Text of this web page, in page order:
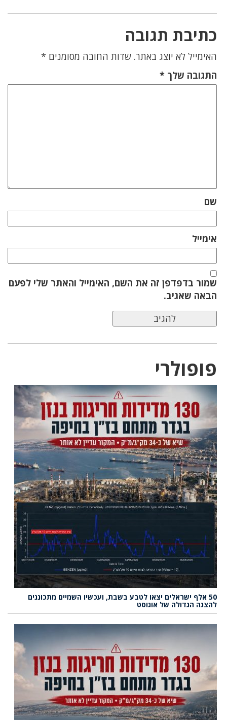
כתיבת תגובה
האימייל לא יוצג באתר. שדות החובה מסומנים *
התגובה שלך *
שם
אימייל
שמור בדפדפן זה את השם, האימייל והאתר שלי לפעם
הבאה שאגיב.
פופולרי
50 אלף ישראלים יצאו לטבע בשבת, ועכשיו השמיים מתכוננים
להצגה הגדולה של אוגוסט